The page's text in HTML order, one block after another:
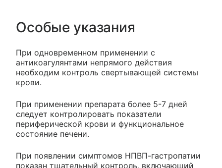
Особые указания
При одновременном применении с
антикоагулянтами непрямого действия
необходим контроль свертывающей системы
крови.
При применении препарата более 5-7 дней
следует контролировать показатели
периферической крови и функциональное
состояние печени.
При появлении симптомов НПВП-гастропатии
показан тщательный контроль, включающий